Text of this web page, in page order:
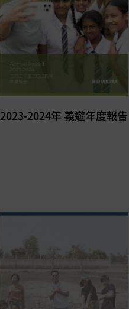
2023-2024年 義遊年度報告